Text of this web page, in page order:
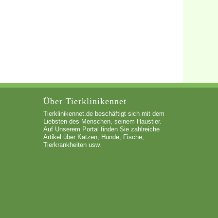
Über Tierklinikennet
Tierklinikennet.de beschäftigt sich mit dem
Liebsten des Menschen, seinem Haustier.
Auf Unserem Portal finden Sie zahlreiche
Artikel über Katzen, Hunde, Fische,
Tierkrankheiten usw.